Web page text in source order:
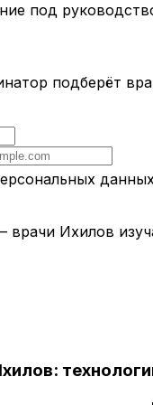
под
подберёт
Ихилов